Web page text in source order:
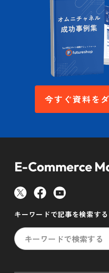
今すぐ資料を
キーワードで記事を検索する